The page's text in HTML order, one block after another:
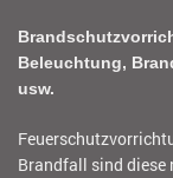
Beleuchtung,
usw.
Brandfall sind diese